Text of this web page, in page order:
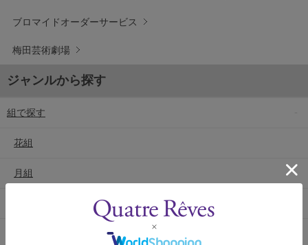
ブロマイドオーダーサービス
梅田芸術劇場
ジャンルから探す
組で探す
花組
月組